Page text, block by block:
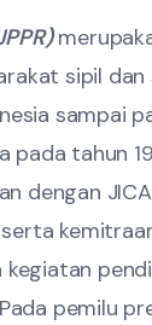
sipil
sampai
pada
dengan
pemilu